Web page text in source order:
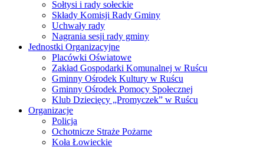
Sołtysi i rady sołeckie
Składy Komisji Rady Gminy
Uchwały rady
Nagrania sesji rady gminy
Jednostki Organizacyjne
Placówki Oświatowe
Zakład Gospodarki Komunalnej w Ruścu
Gminny Ośrodek Kultury w Ruścu
Gminny Ośrodek Pomocy Społecznej
Klub Dziecięcy „Promyczek” w Ruścu
Organizacje
Policja
Ochotnicze Straże Pożarne
Koła Łowieckie